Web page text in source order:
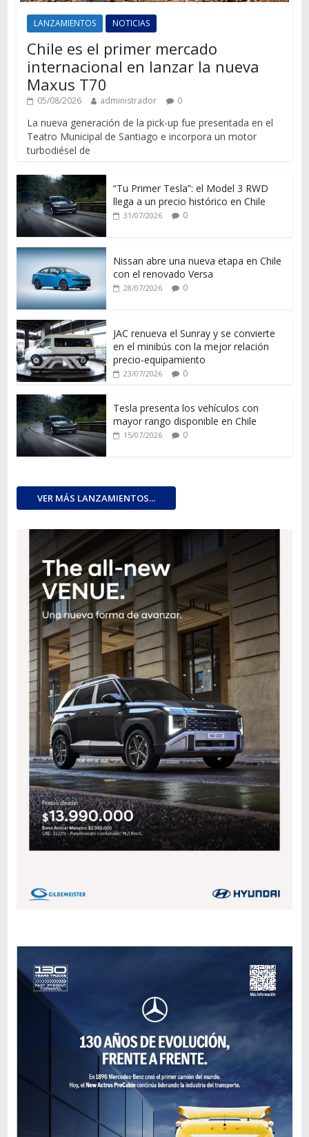
LANZAMIENTOS NOTICIAS
Chile es el primer mercado
internacional en lanzar la nueva
Maxus T70
05/08/2026 administrador 0
La nueva generación de la pick-up fue presentada en el
Teatro Municipal de Santiago e incorpora un motor
turbodiésel de
“Tu Primer Tesla”: el Model 3 RWD
llega a un precio histórico en Chile
31/07/2026 0
Nissan abre una nueva etapa en Chile
con el renovado Versa
28/07/2026 0
JAC renueva el Sunray y se convierte
en el minibús con la mejor relación
precio-equipamiento
23/07/2026 0
Tesla presenta los vehículos con
mayor rango disponible en Chile
15/07/2026 0
VER MÁS LANZAMIENTOS...